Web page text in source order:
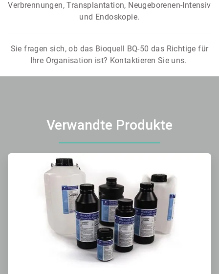
Verbrennungen, Transplantation, Neugeborenen-Intensiv
und Endoskopie.
Sie fragen sich, ob das Bioquell BQ-50 das Richtige für
Ihre Organisation ist? Kontaktieren Sie uns.
Verwandte Produkte
ArticleTile